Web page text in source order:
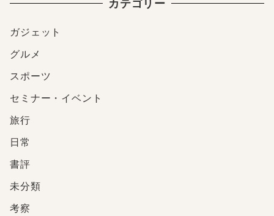
カテゴリー
ガジェット
グルメ
スポーツ
セミナー・イベント
旅行
日常
書評
未分類
考察